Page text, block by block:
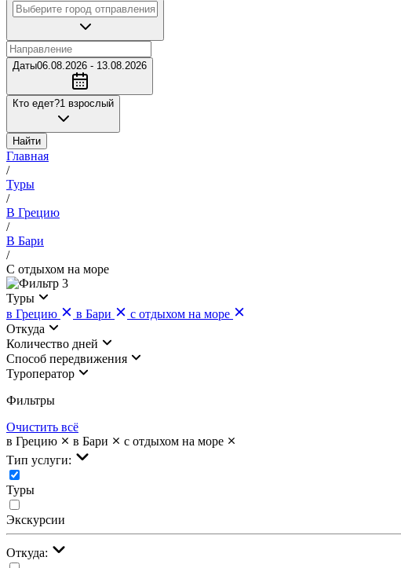
Даты06.08.2026 - 13.08.2026
Кто едет?1 взрослый
Найти
Главная
/
Туры
/
В Грецию
/
В Бари
/
С отдыхом на море
3
Туры
в Грецию
в Бари
с отдыхом на море
Откуда
Количество дней
Cпособ передвижения
Туроператор
Фильтры
Очистить всё
в Грецию
в Бари
с отдыхом на море
Тип услуги:
Туры
Экскурсии
Откуда: